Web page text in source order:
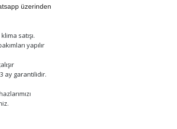
üzerinden
satışı.
yapılır
ay garantilidir.